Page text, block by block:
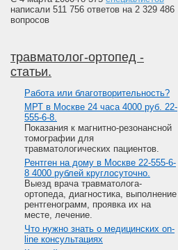
написали 511 756 ответов на 2 329 486
вопросов
травматолог-ортопед -
статьи.
Работа или благотворительность?
МРТ в Москве 24 часа 4000 руб. 22-
555-6-8.
Показания к магнитно-резонансной
томографии для
травматологических пациентов.
Рентген на дому в Москве 22-555-6-
8 4000 рублей круглосуточно.
Выезд врача травматолога-
ортопеда, диагностика, выполнение
рентгенограмм, проявка их на
месте, лечение.
Что нужно знать о медицинских on-
line консультациях